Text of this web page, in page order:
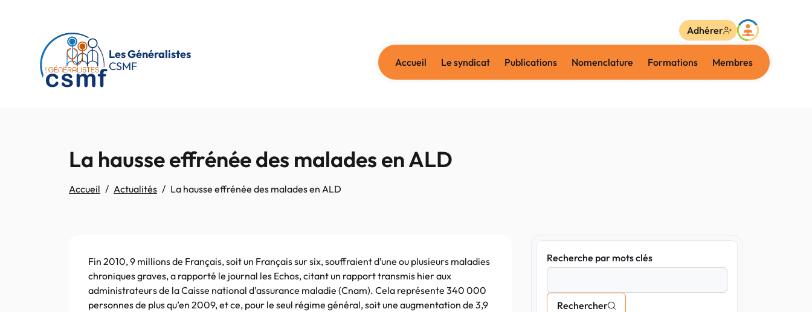
Les Généralistes
CSMF
Accueil Le syndicat Publications Nomenclature Formations Membres
Adhérer
La hausse effrénée des malades en ALD
Accueil Actualités La hausse effrénée des malades en ALD
Fin 2010, 9 millions de Français, soit un Français sur six, souffraient d’une ou plusieurs maladies
chroniques graves, a rapporté le journal les Echos, citant un rapport transmis hier aux
administrateurs de la Caisse national d’assurance maladie (Cnam). Cela représente 340 000
personnes de plus qu’en 2009, et ce, pour le seul régime général, soit une augmentation de 3,9
Recherche par mots clés
Rechercher